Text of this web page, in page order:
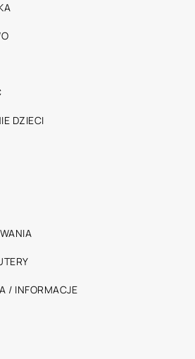
DZIECI
/ INFORMACJE